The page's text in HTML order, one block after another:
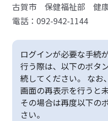
古賀市 保健福祉部 健
電話：092-942-1144
ログインが必要な手続
行う際は、以下のボタ
続してください。 なお
画面の再表示を行うと
その場合は再度以下の
さい。